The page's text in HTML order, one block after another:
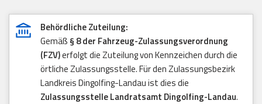
Behördliche Zuteilung:
Gemäß § 8 der Fahrzeug-Zulassungsverordnung
(FZV)erfolgt die Zuteilung von Kennzeichen durch die
örtliche Zulassungsstelle. Für den Zulassungsbezirk
Landkreis Dingolfing-Landau ist dies die
Zulassungsstelle Landratsamt Dingolfing-Landau.